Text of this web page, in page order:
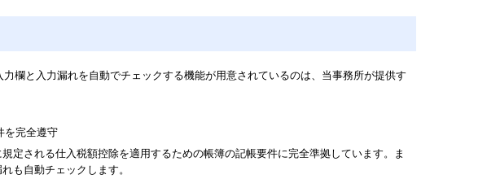
欄と入力漏れを自動でチェックする機能が用意されているのは、当事務所が提供す
定される仕入税額控除を適用するための帳簿の記帳要件に完全準拠しています。ま
も自動チェックします。